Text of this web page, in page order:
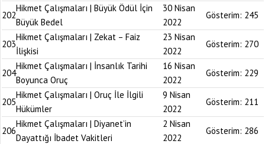
202
Hikmet Çalışmaları | Büyük Ödül İçin
Büyük Bedel
30 Nisan
2022
Gösterim: 245
203
Hikmet Çalışmaları | Zekat – Faiz
İlişkisi
23 Nisan
2022
Gösterim: 270
204
Hikmet Çalışmaları | İnsanlık Tarihi
Boyunca Oruç
16 Nisan
2022
Gösterim: 229
205
Hikmet Çalışmaları | Oruç İle İlgili
Hükümler
9 Nisan
2022
Gösterim: 211
206
Hikmet Çalışmaları | Diyanet’in
Dayattığı İbadet Vakitleri
2 Nisan
2022
Gösterim: 286